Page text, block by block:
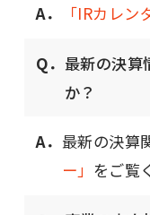
A． 「IRカレン
Q． 最新の決算
か？
A． 最新の決算
ー」 をご覧